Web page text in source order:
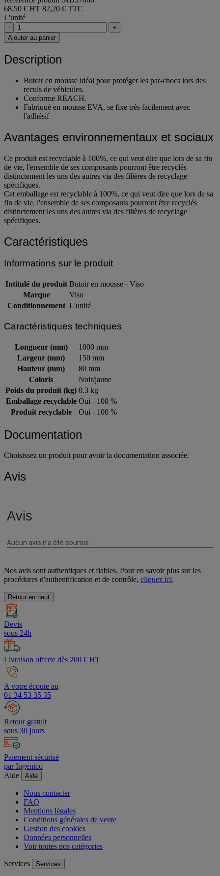
68,50 € HT 82,20 € TTC
L'unité
-
+
Ajouter au panier
Description
Butoir en mousse idéal pour protéger les par-chocs lors des
reculs de véhicules.
Conforme REACH.
Fabriqué en mousse EVA, se fixe très facilement avec
l'adhésif
Avantages environnementaux et sociaux
Ce produit est recyclable à 100%, ce qui veut dire que lors de sa fin
de vie, l'ensemble de ses composants pourront être recyclés
distinctement les uns des autres via des filières de recyclage
spécifiques.
Cet emballage est recyclable à 100%, ce qui veut dire que lors de sa
fin de vie, l'ensemble de ses composants pourront être recyclés
distinctement les uns des autres via des filières de recyclage
spécifiques.
Caractéristiques
Informations sur le produit
Intitulé du produit Butoir en mousse - Viso
Marque
Viso
Conditionnement L'unité
Caractéristiques techniques
Longueur (mm)
1000 mm
Largeur (mm)
150 mm
Hauteur (mm)
80 mm
Coloris
Noir/jaune
Poids du produit (kg) 0.3 kg
Emballage recyclable Oui - 100 %
Produit recyclable
Oui - 100 %
Documentation
Choisissez un produit pour avoir la documentation associée.
Avis
Nos avis sont authentiques et fiables. Pour en savoir plus sur les
procédures d'authentification et de contrôle, cliquez ici.
Retour en haut
Devis
sous 24h
Livraison offerte dès 200 € HT
A votre écoute au
01 34 53 35 35
Retour gratuit
sous 30 jours
Paiement sécurisé
par Ingenico
Aide
Aide
Nous contacter
FAQ
Mentions légales
Conditions générales de vente
Gestion des cookies
Données personnelles
Voir toutes nos catégories
Services Services